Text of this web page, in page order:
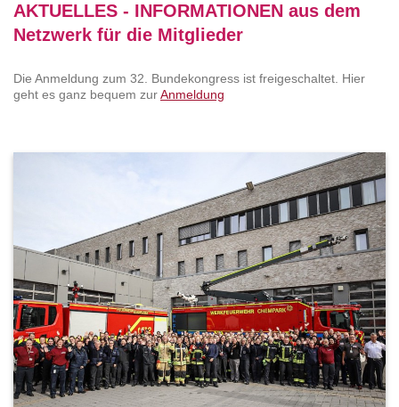
AKTUELLES - INFORMATIONEN aus dem
Netzwerk für die Mitglieder
Die Anmeldung zum 32. Bundekongress ist freigeschaltet. Hier
geht es ganz bequem zurAnmeldung